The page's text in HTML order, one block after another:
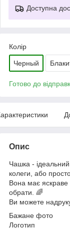
Доступна
Колір
Черный
Готово до
Опис
Чашка -
колеги, або
Вона має яскраве
обрати. 🌈
Ви можете
Бажане фото
Логотип